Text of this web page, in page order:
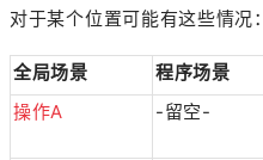
对于某个位置可能有这些情况：
全局场景 程序场景
操作A
-留空-